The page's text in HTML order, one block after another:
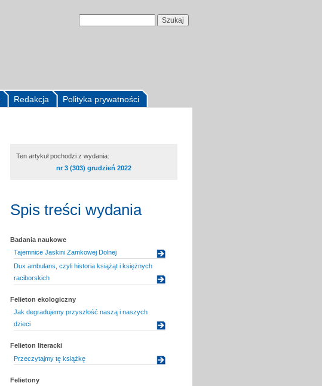
Polityka prywatności
Redakcja
Ten artykuł pochodzi z wydania:
nr 3 (303) grudzień 2022
Spis treści wydania
Badania naukowe
Tajemnice Jaskini Zamkowej Dolnej
Dux ambulans, czyli historia książąt i księżnych
raciborskich
Felieton ekologiczny
Jak degradujemy przyszłość naszą i naszych
dzieci
Felieton literacki
Przeczytajmy tę książkę
Felietony